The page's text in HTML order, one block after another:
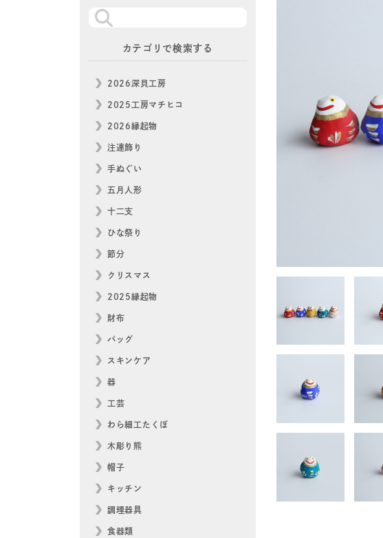
カテゴリで検索する
2026深貝工房
2025工房マチヒコ
2026縁起物
注連飾り
手ぬぐい
五月人形
十二支
ひな祭り
節分
クリスマス
2025縁起物
財布
バッグ
スキンケア
器
工芸
わら細工たくぼ
木彫り熊
帽子
キッチン
調理器具
食器類